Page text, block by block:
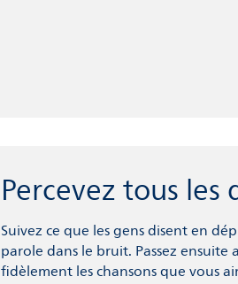
Percevez tous
Suivez ce que les gens disent en
parole dans le bruit. Passez
fidèlement les chansons que vous